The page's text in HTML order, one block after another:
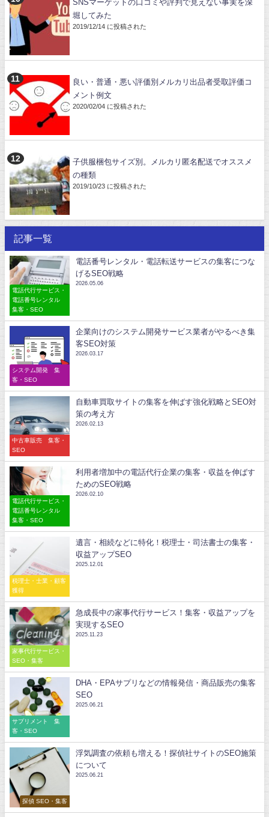
SNSマーケットの口コミや評判で見えない事実を深
堀してみた
2019/12/14 に投稿された
良い・普通・悪い評価別メルカリ出品者受取評価コ
メント例文
2020/02/04 に投稿された
子供服梱包サイズ別。メルカリ匿名配送でオススメ
の種類
2019/10/23 に投稿された
記事一覧
電話代行サービス・
電話番号レンタル
集客・SEO
電話番号レンタル・電話転送サービスの集客につな
げるSEO戦略
2026.05.06
システム開発 集
客・SEO
企業向けのシステム開発サービス業者がやるべき集
客SEO対策
2026.03.17
中古車販売 集客・
SEO
自動車買取サイトの集客を伸ばす強化戦略とSEO対
策の考え方
2026.02.13
電話代行サービス・
電話番号レンタル
集客・SEO
利用者増加中の電話代行企業の集客・収益を伸ばす
ためのSEO戦略
2026.02.10
税理士・士業・顧客
獲得
遺言・相続などに特化！税理士・司法書士の集客・
収益アップSEO
2025.12.01
家事代行サービス・
SEO・集客
急成長中の家事代行サービス！集客・収益アップを
実現するSEO
2025.11.23
サプリメント 集
客・SEO
DHA・EPAサプリなどの情報発信・商品販売の集客
SEO
2025.06.21
探偵 SEO・集客
浮気調査の依頼も増える！探偵社サイトのSEO施策
について
2025.06.21